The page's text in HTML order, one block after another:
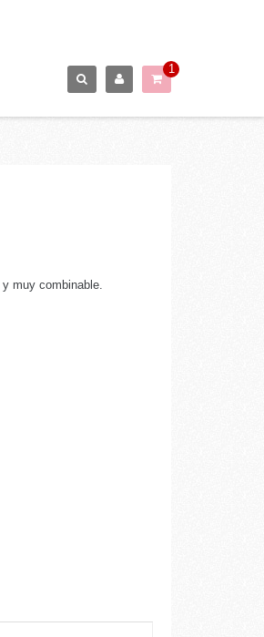
1
muy combinable.